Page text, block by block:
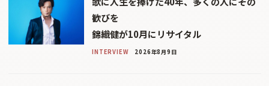
歓びを
錦織健が10月にリサイタル
INTERVIEW 2026年8月9日